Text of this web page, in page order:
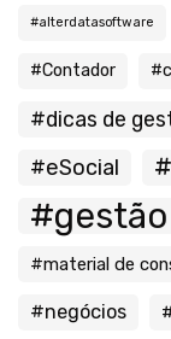
#alterdatasoftware
#Contador
#dicas de
#eSocial
#gestão
#material de
#negócios